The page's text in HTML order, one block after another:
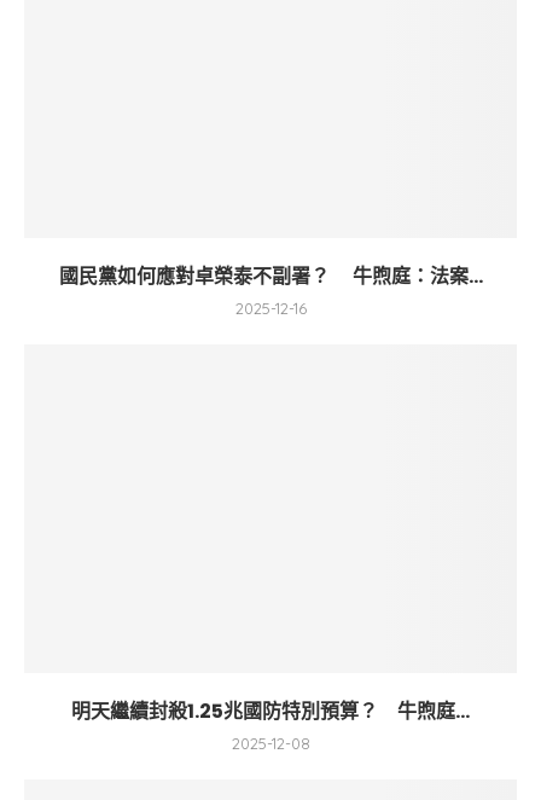
國民黨如何應對卓榮泰不副署？ 牛煦庭：法案...
2025-12-16
明天繼續封殺1.25兆國防特別預算？ 牛煦庭...
2025-12-08